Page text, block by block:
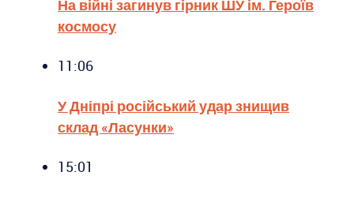
На війні загинув гірник ШУ ім. Героїв
космосу
11:06
У Дніпрі російський удар знищив
склад «Ласунки»
15:01